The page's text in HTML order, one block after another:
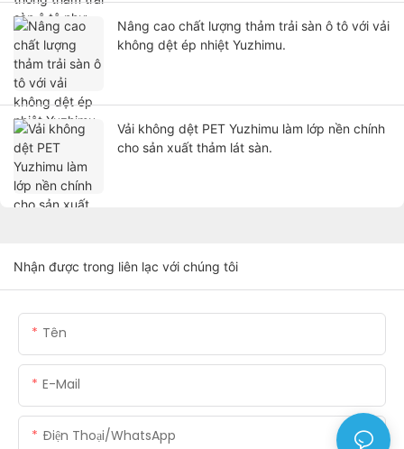
Nâng cao chất lượng thảm trải sàn ô tô với vải
không dệt ép nhiệt Yuzhimu.
Vải không dệt PET Yuzhimu làm lớp nền chính
cho sản xuất thảm lát sàn.
Nhận được trong liên lạc với chúng tôi
Tên
E-Mail
Điện Thoại/WhatsApp